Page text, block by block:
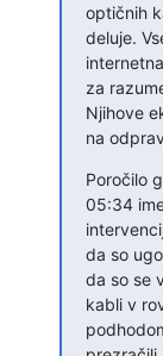
optičnih
deluje.
za
Njihove
na
Poročilo
05:34
da so
da so se
kabli v